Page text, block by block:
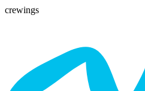
crewings